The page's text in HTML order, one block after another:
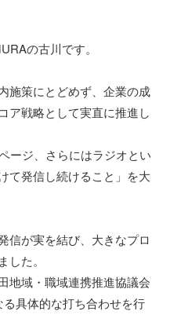
の古川です。
施策にとどめず、企業の成
ア戦略として実直に推進し
ージ、さらにはラジオとい
て発信し続けること」を大
信が実を結び、大きなプロ
た。
地域・職域連携推進協議会
具体的な打ち合わせを行